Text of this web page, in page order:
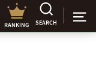
RANKING SEARCH